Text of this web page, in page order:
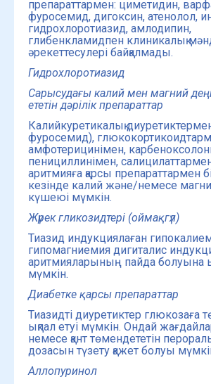
препараттармен: циметидин,
фуросемид, дигоксин, атенолол,
гидрохлоротиазид, амлодипин,
глибенкламидпен клиникалық
әрекеттесулері байқалмады.
Гидрохлоротиазид
Сарысудағы калий мен магний
ететін дәрілік препараттар
Калийкуретикалық
фуросемид),
амфотерицинімен,
пенициллинімен,
аритмияға қарсы препараттармен
кезінде калий және/немесе
күшеюі мүмкін.
Жүрек гликозидтері (оймақгүл)
Тиазид индукциялаған
гипомагниемия дигиталис
аритмияларының пайда болуына
мүмкін.
Диабетке қарсы препараттар
Тиазидті диуретиктер глюкозаға
ықпал етуі мүмкін. Ондай
немесе қант төмендететін
дозасын түзету қажет болуы
Аллопуринол